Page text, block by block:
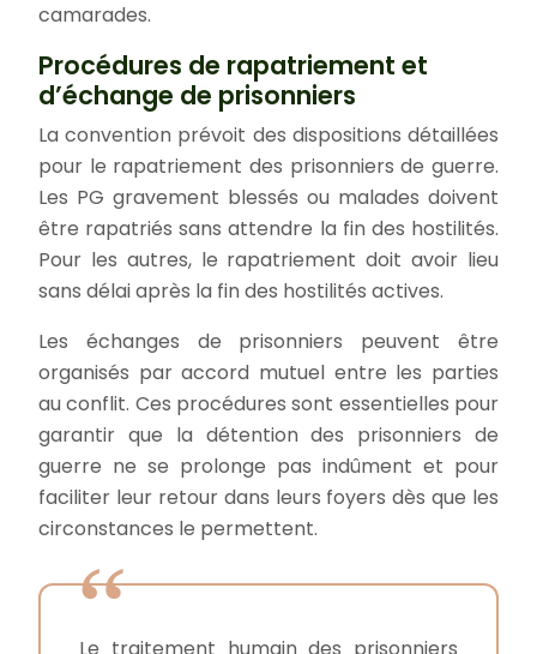
camarades.
Procédures de rapatriement et
d’échange de prisonniers
La convention prévoit des dispositions détaillées
pour le rapatriement des prisonniers de guerre.
Les PG gravement blessés ou malades doivent
être rapatriés sans attendre la fin des hostilités.
Pour les autres, le rapatriement doit avoir lieu
sans délai après la fin des hostilités actives.
Les échanges de prisonniers peuvent être
organisés par accord mutuel entre les parties
au conflit. Ces procédures sont essentielles pour
garantir que la détention des prisonniers de
guerre ne se prolonge pas indûment et pour
faciliter leur retour dans leurs foyers dès que les
circonstances le permettent.